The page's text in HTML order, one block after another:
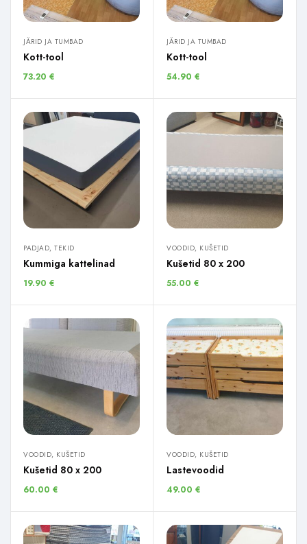
JÄRID JA TUMBAD
Kott-tool
73.20 €
JÄRID JA TUMBAD
Kott-tool
54.90 €
PADJAD, TEKID
Kummiga kattelinad
19.90 €
VOODID, KUŠETID
Kušetid 80 x 200
55.00 €
VOODID, KUŠETID
Kušetid 80 x 200
60.00 €
VOODID, KUŠETID
Lastevoodid
49.00 €